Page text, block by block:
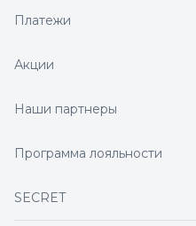
Платежи
Акции
Наши партнеры
Программа лояльности
SECRET